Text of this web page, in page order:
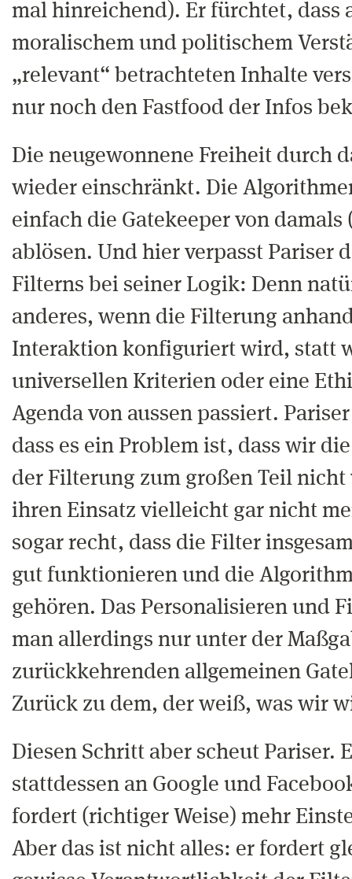
mal hinreichend). Er fürchtet, dass
moralischem und politischem
„relevant“ betrachteten Inhalte
nur noch den Fastfood der Infos
Die neugewonnene Freiheit durch
wieder einschränkt. Die
einfach die Gatekeeper von damals
ablösen. Und hier verpasst Pariser
Filterns bei seiner Logik: Denn
anderes, wenn die Filterung
Interaktion konfiguriert wird, statt
universellen Kriterien oder eine
Agenda von aussen passiert.
dass es ein Problem ist, dass wir
der Filterung zum großen Teil nicht
ihren Einsatz vielleicht gar nicht
sogar recht, dass die Filter
gut funktionieren und die
gehören. Das Personalisieren und
man allerdings nur unter der
zurückkehrenden allgemeinen
Zurück zu dem, der weiß, was wir
Diesen Schritt aber scheut Pariser.
stattdessen an Google und
fordert (richtiger Weise) mehr
Aber das ist nicht alles: er fordert